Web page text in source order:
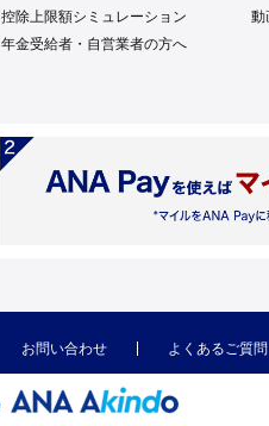
控除上限額シミュレーション
動
年金受給者・自営業者の方へ
お問い合わせ よくあるご質問